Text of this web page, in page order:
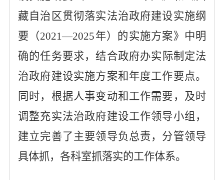
藏自治区贯彻落实法治政府建设实施纲
要 （2021—2025年） 的实施方案》中明
确的任务要求，结合政府办实际制定法
治政府建设实施方案和年度工作要点。
同时，根据人事变动和工作需要，及时
调整充实法治政府建设工作领导小组，
建立完善了主要领导负总责，分管领导
具体抓，各科室抓落实的工作体系。